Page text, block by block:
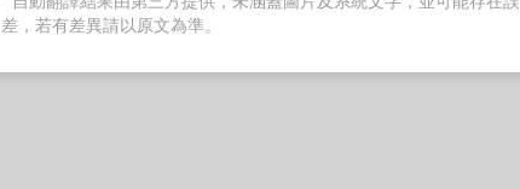
差，若有差異請以原文為準。